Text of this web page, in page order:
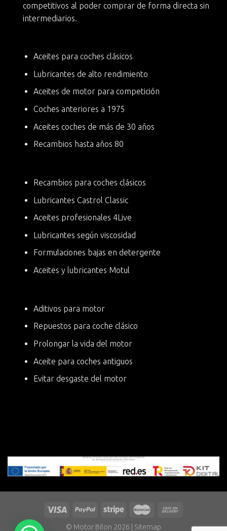
competitivos al poder comprar de forma directa sin
intermediarios.
Aceites para coches clásicos
Lubricantes de alto rendimiento
Aceites de motor para competición
Coches anteriores a 1975
Aceites coches de más de 30 años
Recambios hasta años 80
Recambios para coches clásicos
Lubricantes Castrol Classic
Aceites profesionales 4Live
Lubricantes según viscosidad
Formulaciones bajas en detergente
Aceites y lubricantes Motul
Aditivos para motor
Repuestos para coche clásico
Prolongar la vida del motor
Aceite para coches antiguos
Evitar desgaste del motor
© Motor Bilon 2026 | Sitemap